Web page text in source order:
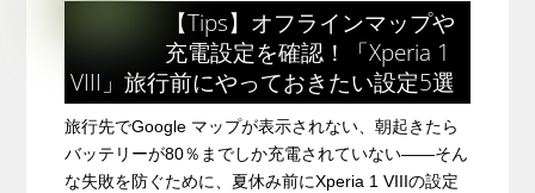
【Tips】オフラインマップや
充電設定を確認！「Xperia 1
VIII」旅行前にやっておきたい設定5選
旅行先でGoogle マップが表示されない、朝起きたら
バッテリーが80％までしか充電されていない――そん
な失敗を防ぐために、夏休み前にXperia 1 VIIIの設定